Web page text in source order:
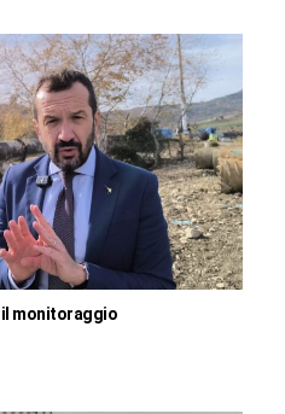
il monitoraggio